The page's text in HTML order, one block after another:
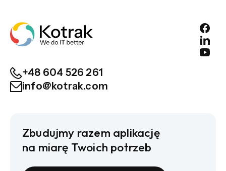
+48 604 526 261
info@kotrak.com
Zbudujmy razem aplikację
na miarę Twoich potrzeb